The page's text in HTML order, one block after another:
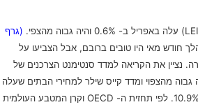
(גרף
חודש מאי היו טובים ברובם, אבל הצביעו על
נציין את הקריאה למדד סנטימנט הצרכנים של
על 84.5 נק' והיה גבוה מהצפוי ומדד קייס שילר למחירי הבתים שעלה
ב- 12 החודשים האחרונים ב- 10.9%. לפי תחזית ה- OECD וקרן המטבע העולמית